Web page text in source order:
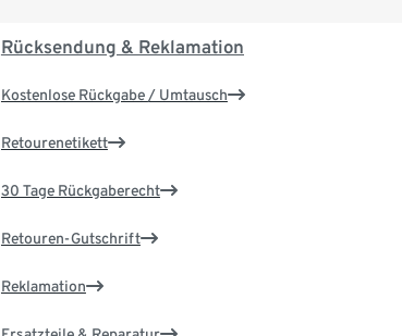
Rücksendung & Reklamation
Kostenlose Rückgabe / Umtausch
Retourenetikett
30 Tage Rückgaberecht
Retouren-Gutschrift
Reklamation